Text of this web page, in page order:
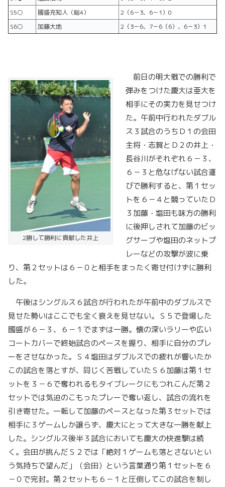
S5○
國盛充知人（総4）
2（6－3、6－1）0
S6○
加藤大地 2（3－6、7－6（6）、6－3）1
2勝して勝利に貢献した井上
前日の明大戦での勝利で
弾みをつけた慶大は亜大を
相手にその実力を見せつけ
た。午前中行われたダブル
ス３試合のうちＤ１の会田
主将・志賀とＤ２の井上・
長谷川がそれぞれ６－３、
６－３と危なげない試合運
びで勝利すると、第１セッ
トを６－４と競っていたＤ
３加藤・塩田も味方の勝利
に後押しされて加藤のビッ
グサーブや塩田のネットプ
レーなどの攻撃が波に乗
り、第２セットは６－０と相手をまったく寄せ付けずに勝利
した。
午後はシングルス６試合が行われたが午前中のダブルスで
見せた勢いはここでも全く衰えを見せない。Ｓ５で登場した
國盛が６－３、６－１でまずは一勝。懐の深いラリーや広い
コートカバーで終始試合のペースを握り、相手に自分のプレ
ーをさせなかった。Ｓ４塩田はダブルスでの疲れが響いたか
この試合を落とすが、同じく苦戦していたＳ６加藤は第１セ
ットを３－６で奪われるもタイブレークにもつれこんだ第２
セットでは気迫のこもったプレーで奪い返し、試合の流れを
引き寄せた。一転して加藤のペースとなった第３セットでは
相手に３ゲームしか譲らず、慶大にとって大きな一勝を献上
した。シングルス後半３試合においても慶大の快進撃は続
く。会田が挑んだＳ２では「絶対１ゲームも落とさないとい
う気持ちで望んだ」（会田）という言葉通り第１セットを６
－０で完封。第２セットも６－１と圧倒してこの試合を制し